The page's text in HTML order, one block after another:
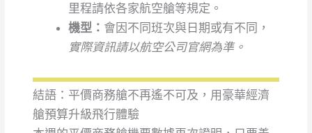
里程請依各家航空艙等規定。
機型： 會因不同班次與日期或有不同，
實際資訊請以航空公司官網為準。
結語：平價商務艙不再遙不可及，用豪華經濟
艙預算升級飛行體驗